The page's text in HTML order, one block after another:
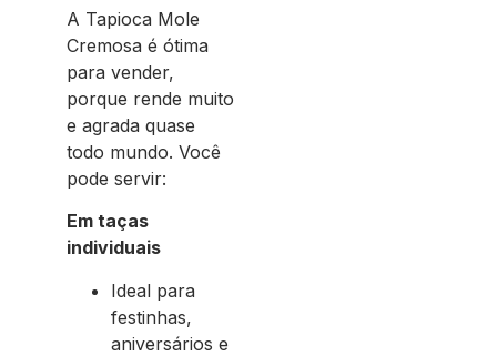
A Tapioca Mole
Cremosa é ótima
para vender,
porque rende muito
e agrada quase
todo mundo. Você
pode servir:
Em taças
individuais
Ideal para
festinhas,
aniversários e